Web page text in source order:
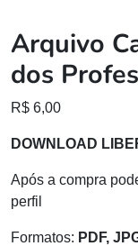
Arquivo
dos
R$ 6,00
DOWNLOAD
Após a compra
perfil
Formatos: PDF,